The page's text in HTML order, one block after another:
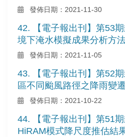
發佈日期：2021-11-30
42. 【電子報出刊】第53
境下淹水模擬成果分析方法
發佈日期：2021-11-05
43. 【電子報出刊】第52
區不同颱風路徑之降雨變遷
發佈日期：2021-10-22
44. 【電子報出刊】第51
HiRAM模式降尺度推估結